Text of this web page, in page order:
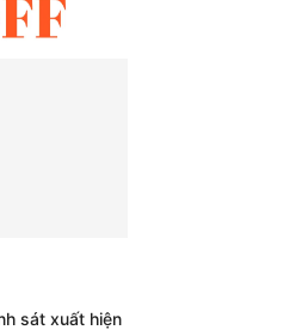
sát xuất hiện